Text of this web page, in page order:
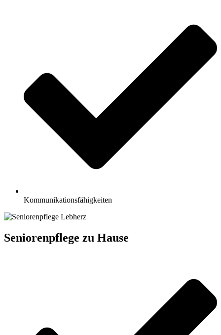
Kommunikationsfähigkeiten
Seniorenpflege zu Hause